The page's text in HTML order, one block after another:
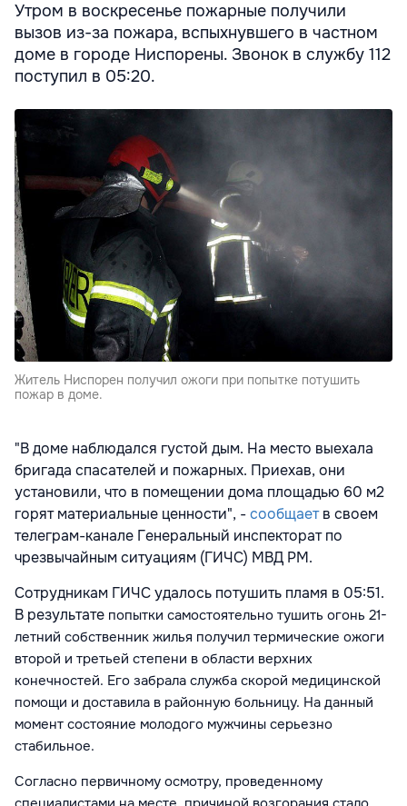
Утром в воскресенье пожарные получили
вызов из-за пожара, вспыхнувшего в частном
доме в городе Ниспорены. Звонок в службу 112
поступил в 05:20.
Житель Ниспорен получил ожоги при попытке потушить
пожар в доме.
"В доме наблюдался густой дым. На место выехала
бригада спасателей и пожарных. Приехав, они
установили, что в помещении дома площадью 60 м2
горят материальные ценности", -сообщаетв своем
телеграм-канале Генеральный инспекторат по
чрезвычайным ситуациям (ГИЧС) МВД РМ.
Сотрудникам ГИЧС удалось потушить пламя в 05:51.
В результате попытки самостоятельно тушить огонь 21-
летний собственник жилья получил термические ожоги
второй и третьей степени в области верхних
конечностей. Его забрала служба скорой медицинской
помощи и доставила в районную больницу. На данный
момент состояние молодого мужчины серьезно
стабильное.
Согласно первичному осмотру, проведенному